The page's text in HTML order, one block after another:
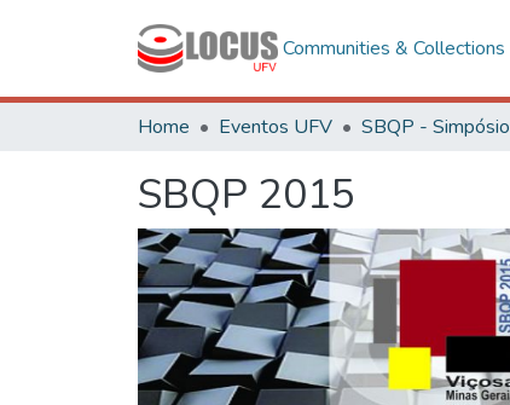
Communities & Collections
Home Eventos UFV
SBQP 2015